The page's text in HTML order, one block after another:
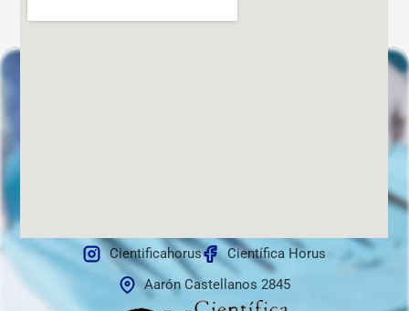
Cientificahorus
Científica Horus
Aarón Castellanos 2845